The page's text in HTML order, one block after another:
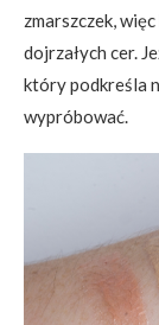
zmarszczek,
dojrzałych cer.
który podkreśla
wypróbować.